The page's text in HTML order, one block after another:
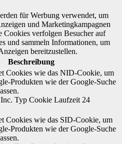
für Werbung verwendet, um
und Marketingkampagnen
Cookies verfolgen Besucher auf
und sammeln Informationen, um
bereitzustellen.
Beschreibung
Cookies wie das NID-Cookie, um
Produkten wie der Google-Suche
Typ Cookie Laufzeit 24
Cookies wie das SID-Cookie, um
Produkten wie der Google-Suche